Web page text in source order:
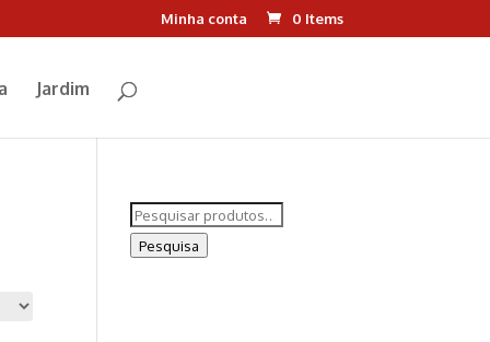
Minha conta 0 Items
Jardim
Pesquisar
por:
Pesquisa